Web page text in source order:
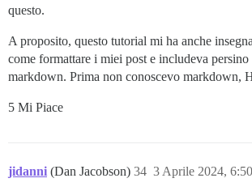
questo.
A proposito, questo tutorial mi ha anche
come formattare i miei post e includeva
markdown. Prima non conoscevo markdown,
5 Mi Piace
jidanni (Dan Jacobson) 3 Aprile 2024,
34